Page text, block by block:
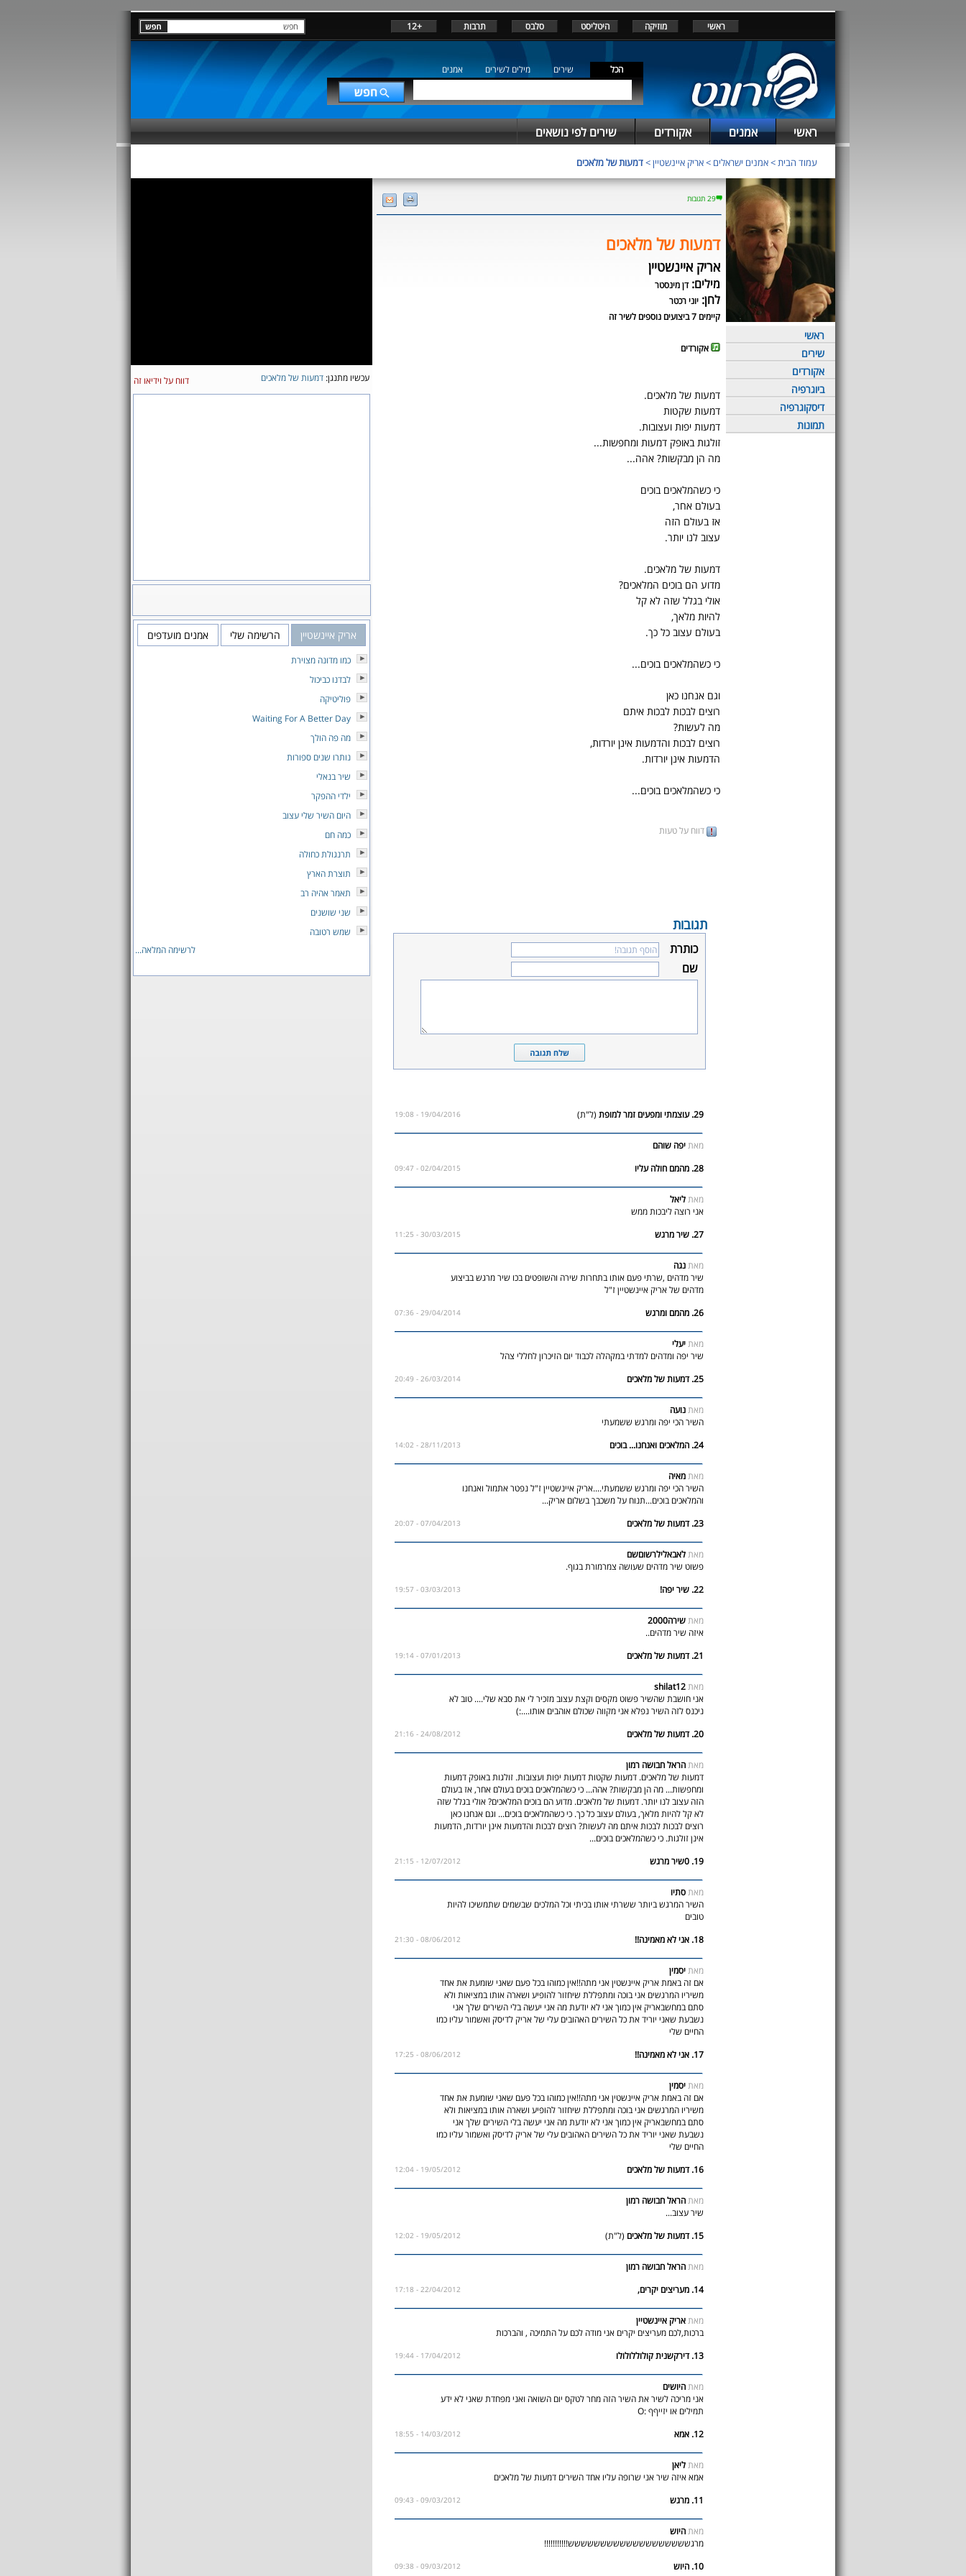
ראשי מוזיקה היטליסט סלבס תרבות +12
הכל שירים מילים לשירים אמנים
ראשי אמנים אקורדים שירים לפי נושאים
עמוד הבית>אמנים ישראלים >אריק איינשטיין>דמעות של מלאכים
ראשי
שירים
אקורדים
ביוגרפיה
דיסקוגרפיה
תמונות
29 תגובות
דמעות של מלאכים
אריק איינשטיין
מילים:דן מינסטר
לחן: יוני רכטר
קיימים 7 ביצועים נוספים לשיר זה
אקורדים
דמעות של מלאכים.
דמעות שקטות
דמעות יפות ועצובות.
זולגות באופק דמעות ומחפשות...
מה הן מבקשות? אהה...
כי כשהמלאכים בוכים
בעולם אחר,
אז בעולם הזה
עצוב לנו יותר.
דמעות של מלאכים.
מדוע הם בוכים המלאכים?
אולי בגלל שזה לא קל
להיות מלאך,
בעולם עצוב כל כך.
כי כשהמלאכים בוכים...
וגם אנחנו כאן
רוצים לבכות לבכות איתם
מה לעשות?
רוצים לבכות והדמעות אינן יורדות,
הדמעות אינן יורדות.
כי כשהמלאכים בוכים...
דווח על טעות
תגובות
כותרת
שם
29. עוצמתי ומפעים זמר למופת (ל"ת) 19/04/2016 - 19:08
מאתיפה שוהם
28. מהמם חולה עליו
02/04/2015 - 09:47
מאתליאל
אני רוצה ליבכות ממש
27. שיר מרגש
30/03/2015 - 11:25
מאתנגה
שיר מדהים ,שרתי פעם אותו בתחרות שירה והשופטים בכו שיר מרגש בביצוע
מדהים של אריק איינשטיין ז"ל
26. מהמם ומרגש
29/04/2014 - 07:36
מאתיעלי
שיר יפה ומדהים למדתי במקהלה לכבוד יום הזיכרון לחללי צהל
25. דמעות של מלאכים
26/03/2014 - 20:49
מאתנועה
השיר הכי יפה ומרגש ששמעתי
24. המלאכים ואנחנו... בוכים
28/11/2013 - 14:02
מאתמאיה
השיר הכי יפה ומרגש ששמעתי....אריק איינשטיין ז"ל נפטר אתמול ואנחנו
והמלאכים בוכים...תנוח על משכבך בשלום אריק...
23. דמעות של מלאכים
07/04/2013 - 20:07
מאתלאבאלילרשוםשם
פשוט שיר מדהים שעושה צמרמורת בגוף.
22. שיר יפה!
03/03/2013 - 19:57
מאתשירה2000
איזה שיר מדהים..
21. דמעות של מלאכים
07/01/2013 - 19:14
מאתshilat12
אני חושבת שהשיר פשוט מקסים וקצת עצוב מזכיר לי את סבא שלי.... טוב לא
ניכנס לזה השיר נפלא אני מקווה שכולם אוהבים אותו....:)
20. דמעות של מלאכים
24/08/2012 - 21:16
מאתהראל חבושה רמון
דמעות של מלאכים. דמעות שקטות דמעות יפות ועצובות. זולגות באופק דמעות
ומחפשות... מה הן מבקשות? אהה... כי כשהמלאכים בוכים בעולם אחר, אז בעולם
הזה עצוב לנו יותר. דמעות של מלאכים. מדוע הם בוכים המלאכים? אולי בגלל שזה
לא קל להיות מלאך, בעולם עצוב כל כך. כי כשהמלאכים בוכים... וגם אנחנו כאן
רוצים לבכות לבכות איתם מה לעשות? רוצים לבכות והדמעות אינן יורדות, הדמעות
אינן זולגות. כי כשהמלאכים בוכים...
19. 0שיר מרגש
12/07/2012 - 21:15
מאתסתיו
השיר המרגש ביותר ששרתי אותו בכיתי וכל המלכים שבשמים שתמשיכו להיות
טובים
18. אני לא מאמינה!!
08/06/2012 - 21:30
מאתיסמין
אם זה באמת אריק איינשטין אני מתה!!אין כמוהו בכל פעם שאני שומעת את אחד
משיריו המרגשים אני בוכה ומתפללת שיחזור להופיע ושארה אותו במציאות ולא
סתם במחשבאריק אין כמוך אני לא יודעת מה אני יעשה בלי השירים שלך אני
נשבעת שאני יוריד את כל השירים האהובים עלי של אריק לדיסק ואשמור עליו כמו
החיים שלי
17. אני לא מאמינה!!
08/06/2012 - 17:25
מאתיסמין
אם זה באמת אריק איינשטין אני מתה!!אין כמוהו בכל פעם שאני שומעת את אחד
משיריו המרגשים אני בוכה ומתפללת שיחזור להופיע ושארה אותו במציאות ולא
סתם במחשבאריק אין כמוך אני לא יודעת מה אני יעשה בלי השירים שלך אני
נשבעת שאני יוריד את כל השירים האהובים עלי של אריק לדיסק ואשמור עליו כמו
החיים שלי
16. דמעות של מלאכים
19/05/2012 - 12:04
מאתהראל חבושה רמון
שיר עצוב...
15. דמעות של מלאכים
(ל"ת) 19/05/2012 - 12:02
מאתהראל חבושה רמון
14. מעריצים יקרים,
22/04/2012 - 17:18
מאתאריק איינשטיין
ברכות,לכם מעריצים יקרים אני מודה לכם על התמיכה , והברכות
13. דירקשנית קולוללולולו
17/04/2012 - 19:44
מאתהיושים
אני מריכה לשיר את השיר הזה מחר לטקס יום השואה ואני מפחדת שאני לא ידע
תמילים או יזייףף :O
12. אמא
14/03/2012 - 18:55
מאתליאן
אמא איזה שיר אני שרופה עליו אחד השירים דמעות של מלאכים
11. מרגש
09/03/2012 - 09:43
מאתהיוש
מרגששששששששששששששששששש!!!!!!!!!!!
10. היוש
09/03/2012 - 09:38
עכשיו מתנגן: דמעות של מלאכים דווח על וידיאו זה
אריק איינשטיין הרשימה שלי אמנים מועדפים
כמו מדונה מצוירת
לבדנו כביכול
פוליטיקה
Waiting For A Better Day
מה פה הולך
נותרו שנים ספורות
שיר בנאלי
ילדי ההפקר
היום השיר שלי עצוב
כמה חם
תרנגולת כחולה
תוצרת הארץ
תאמר אהיה רב
שני שושנים
שמש רטובה
לרשימה המלאה...